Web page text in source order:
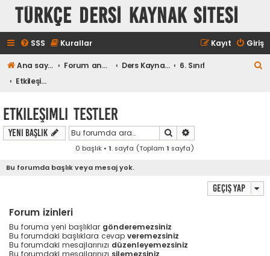
TÜRKÇE DERSİ KAYNAK SİTESİ
SSS Kurallar Giriş
Kayıt
Ana sayfa Forum ana sayfa Ders Kaynakları
6. Sınıf
Etkileşimli Testler
Etkileşimli Testler
Yeni Başlık Ara
0 başlık • 1. sayfa (Toplam 1 sayfa)
Bu forumda başlık veya mesaj yok.
Geçiş yap
Forum izinleri
Bu foruma yeni başlıklar gönderemezsiniz
Bu forumdaki başlıklara cevap veremezsiniz
Bu forumdaki mesajlarınızı düzenleyemezsiniz